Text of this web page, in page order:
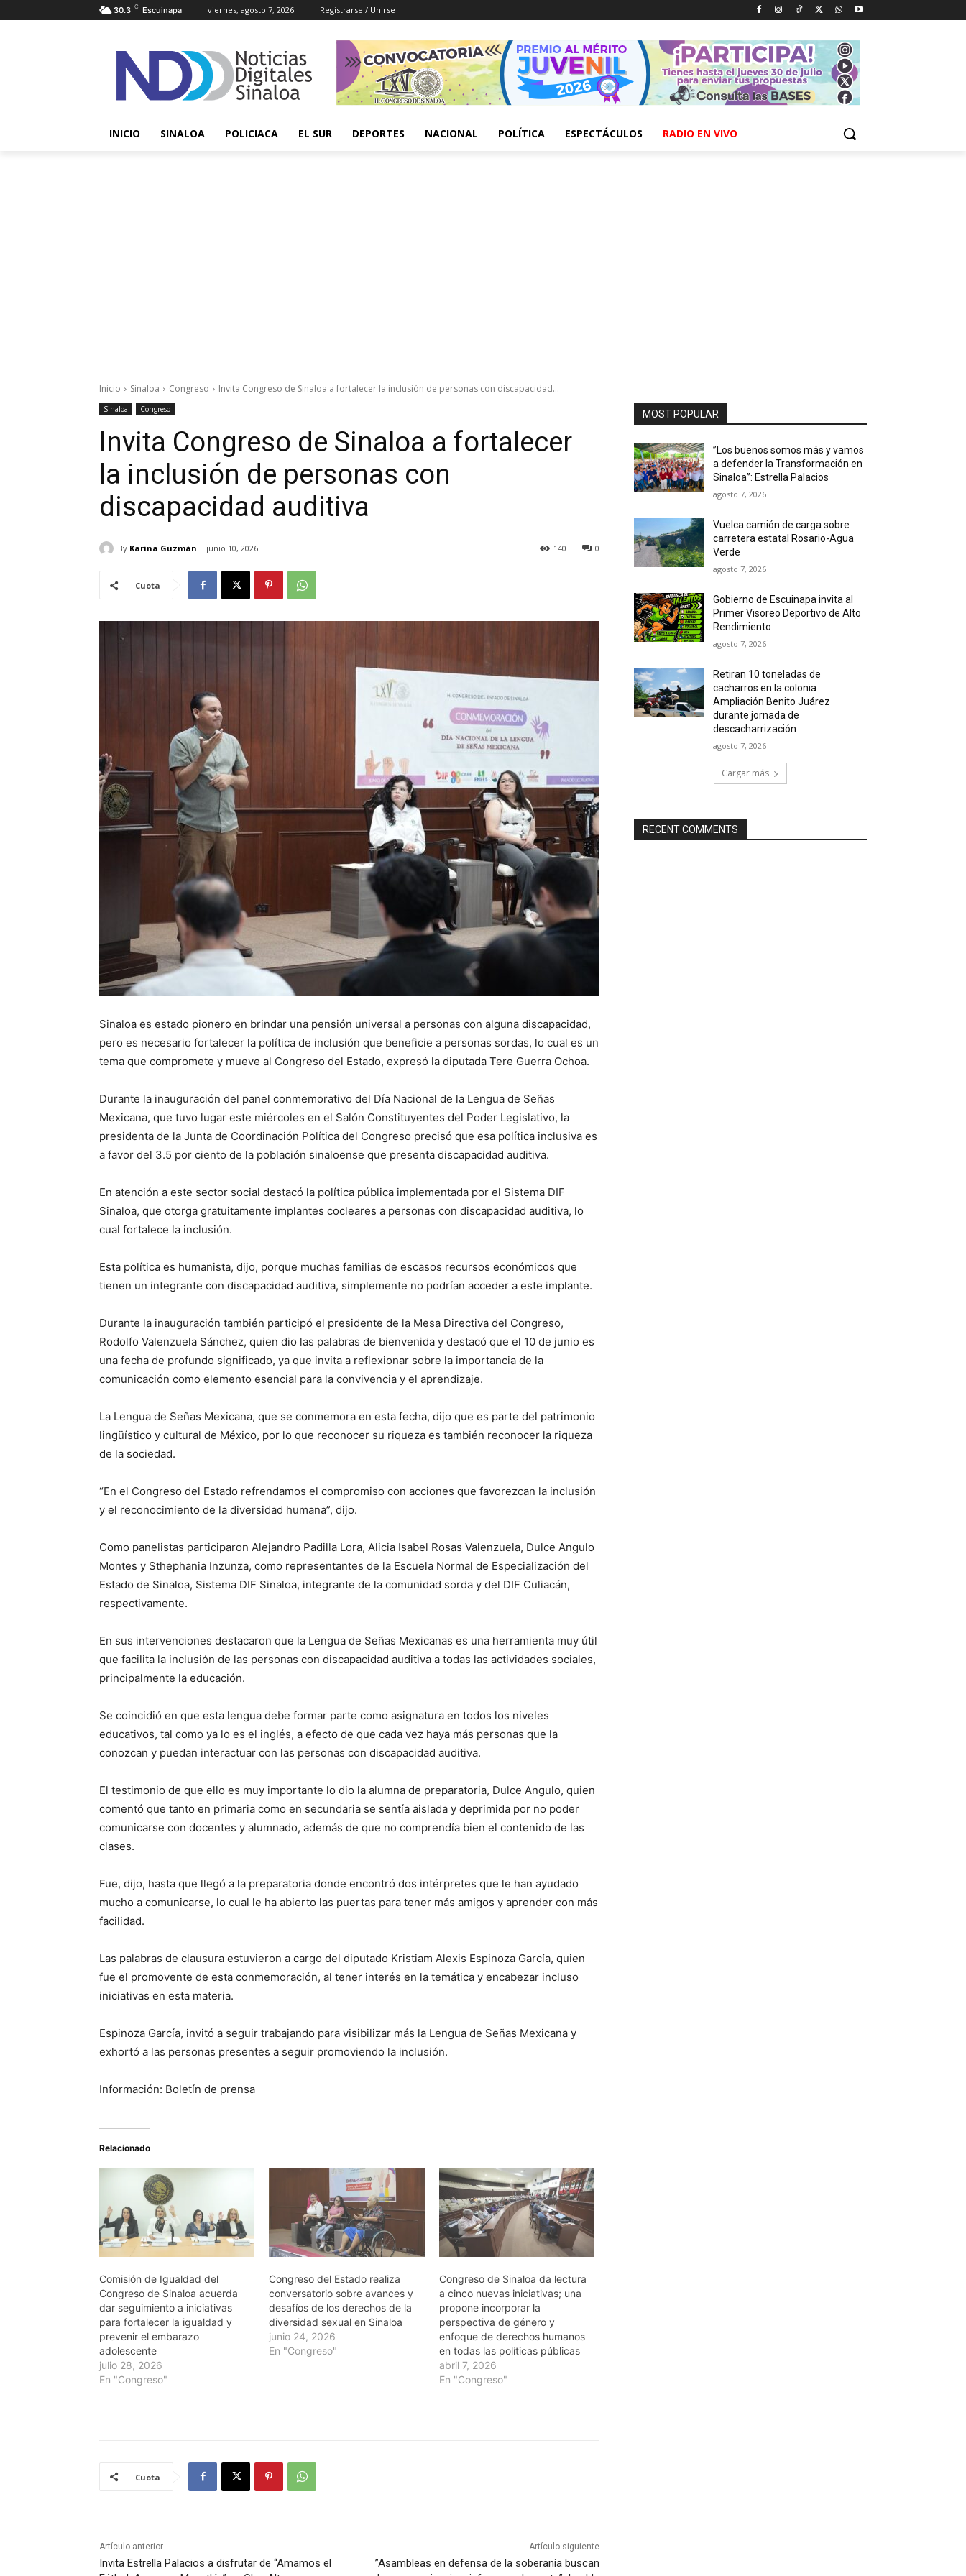
30.3 C Escuinapa viernes, agosto 7, 2026 Registrarse / Unirse
INICIO SINALOA POLICIACA EL SUR DEPORTES NACIONAL POLÍTICA ESPECTÁCULOS RADIO EN VIVO
Inicio Sinaloa Congreso Invita Congreso de Sinaloa a fortalecer la inclusión de personas con discapacidad...
Sinaloa Congreso
Invita Congreso de Sinaloa a fortalecer
la inclusión de personas con
discapacidad auditiva
By Karina Guzmán junio 10, 2026 0
140
Cuota
Sinaloa es estado pionero en brindar una pensión universal a personas con alguna discapacidad,
pero es necesario fortalecer la política de inclusión que beneficie a personas sordas, lo cual es un
tema que compromete y mueve al Congreso del Estado, expresó la diputada Tere Guerra Ochoa.
Durante la inauguración del panel conmemorativo del Día Nacional de la Lengua de Señas
Mexicana, que tuvo lugar este miércoles en el Salón Constituyentes del Poder Legislativo, la
presidenta de la Junta de Coordinación Política del Congreso precisó que esa política inclusiva es
a favor del 3.5 por ciento de la población sinaloense que presenta discapacidad auditiva.
En atención a este sector social destacó la política pública implementada por el Sistema DIF
Sinaloa, que otorga gratuitamente implantes cocleares a personas con discapacidad auditiva, lo
cual fortalece la inclusión.
Esta política es humanista, dijo, porque muchas familias de escasos recursos económicos que
tienen un integrante con discapacidad auditiva, simplemente no podrían acceder a este implante.
Durante la inauguración también participó el presidente de la Mesa Directiva del Congreso,
Rodolfo Valenzuela Sánchez, quien dio las palabras de bienvenida y destacó que el 10 de junio es
una fecha de profundo significado, ya que invita a reflexionar sobre la importancia de la
comunicación como elemento esencial para la convivencia y el aprendizaje.
La Lengua de Señas Mexicana, que se conmemora en esta fecha, dijo que es parte del patrimonio
lingüístico y cultural de México, por lo que reconocer su riqueza es también reconocer la riqueza
de la sociedad.
“En el Congreso del Estado refrendamos el compromiso con acciones que favorezcan la inclusión
y el reconocimiento de la diversidad humana”, dijo.
Como panelistas participaron Alejandro Padilla Lora, Alicia Isabel Rosas Valenzuela, Dulce Angulo
Montes y Sthephania Inzunza, como representantes de la Escuela Normal de Especialización del
Estado de Sinaloa, Sistema DIF Sinaloa, integrante de la comunidad sorda y del DIF Culiacán,
respectivamente.
En sus intervenciones destacaron que la Lengua de Señas Mexicanas es una herramienta muy útil
que facilita la inclusión de las personas con discapacidad auditiva a todas las actividades sociales,
principalmente la educación.
Se coincidió en que esta lengua debe formar parte como asignatura en todos los niveles
educativos, tal como ya lo es el inglés, a efecto de que cada vez haya más personas que la
conozcan y puedan interactuar con las personas con discapacidad auditiva.
El testimonio de que ello es muy importante lo dio la alumna de preparatoria, Dulce Angulo, quien
comentó que tanto en primaria como en secundaria se sentía aislada y deprimida por no poder
comunicarse con docentes y alumnado, además de que no comprendía bien el contenido de las
clases.
Fue, dijo, hasta que llegó a la preparatoria donde encontró dos intérpretes que le han ayudado
mucho a comunicarse, lo cual le ha abierto las puertas para tener más amigos y aprender con más
facilidad.
Las palabras de clausura estuvieron a cargo del diputado Kristiam Alexis Espinoza García, quien
fue el promovente de esta conmemoración, al tener interés en la temática y encabezar incluso
iniciativas en esta materia.
Espinoza García, invitó a seguir trabajando para visibilizar más la Lengua de Señas Mexicana y
exhortó a las personas presentes a seguir promoviendo la inclusión.
Información: Boletín de prensa
Relacionado
Comisión de Igualdad del
Congreso de Sinaloa acuerda
dar seguimiento a iniciativas
para fortalecer la igualdad y
prevenir el embarazo
adolescente
julio 28, 2026
En "Congreso"
Congreso del Estado realiza
conversatorio sobre avances y
desafíos de los derechos de la
diversidad sexual en Sinaloa
junio 24, 2026
En "Congreso"
Congreso de Sinaloa da lectura
a cinco nuevas iniciativas; una
propone incorporar la
perspectiva de género y
enfoque de derechos humanos
en todas las políticas públicas
abril 7, 2026
En "Congreso"
Cuota
Artículo anterior
Invita Estrella Palacios a disfrutar de “Amamos el
Artículo siguiente
”Asambleas en defensa de la soberanía buscan
MOST POPULAR
”Los buenos somos más y vamos
a defender la Transformación en
Sinaloa”: Estrella Palacios
agosto 7, 2026
Vuelca camión de carga sobre
carretera estatal Rosario-Agua
Verde
agosto 7, 2026
Gobierno de Escuinapa invita al
Primer Visoreo Deportivo de Alto
Rendimiento
agosto 7, 2026
Retiran 10 toneladas de
cacharros en la colonia
Ampliación Benito Juárez
durante jornada de
descacharrización
agosto 7, 2026
Cargar más
RECENT COMMENTS